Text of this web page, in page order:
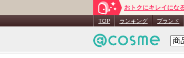
おトクにキレイにな
TOP ランキング ブランド
ニャ